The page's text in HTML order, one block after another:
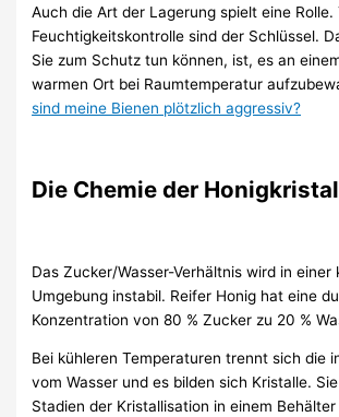
Auch die Art der Lagerung spielt eine
Feuchtigkeitskontrolle sind der Schlüssel.
Sie zum Schutz tun können, ist, es an
warmen Ort bei Raumtemperatur
sind meine Bienen plötzlich aggressiv?
Die Chemie der
Das Zucker/Wasser-Verhältnis wird in einer
Umgebung instabil. Reifer Honig hat eine
Konzentration von 80 % Zucker zu 20 %
Bei kühleren Temperaturen trennt sich die
vom Wasser und es bilden sich Kristalle.
Stadien der Kristallisation in einem